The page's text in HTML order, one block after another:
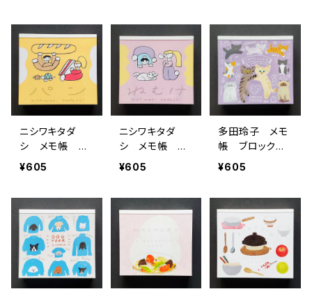
ニシワキタダ
シ メモ帳 ブ
ロックメモ パ
¥605
ニシワキタダ
シ メモ帳 ブ
ロックメモ ね
¥605
多田玲子 メモ
帳 ブロックメ
モ CAT'S LIF
¥605